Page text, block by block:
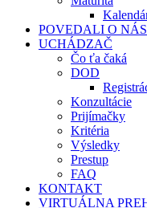
POVEDALI O NÁS
UCHÁDZAČ
Čo ťa čaká
DOD
Konzultácie
Prijímačky
Kritéria
Výsledky
Prestup
FAQ
KONTAKT
VIRTUÁLNA